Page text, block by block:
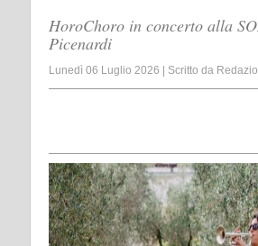
HoroChoro in concerto alla
Picenardi
Lunedì 06 Luglio 2026 Scritto da